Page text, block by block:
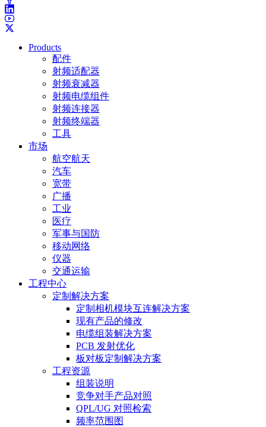
Products
配件
射频适配器
射频衰减器
射频电缆组件
射频连接器
射频终端器
工具
市场
航空航天
汽车
宽带
广播
工业
医疗
军事与国防
移动网络
仪器
交通运输
工程中心
定制解决方案
定制相机模块互连解决方案
现有产品的修改
电缆组装解决方案
PCB 发射优化
板对板定制解决方案
工程资源
组装说明
竞争对手产品对照
QPL/UG 对照检索
频率范围图